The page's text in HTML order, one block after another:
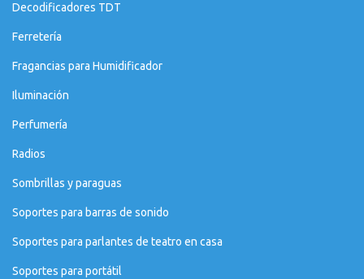
Decodificadores TDT
Ferretería
Fragancias para Humidificador
Iluminación
Perfumería
Radios
Sombrillas y paraguas
Soportes para barras de sonido
Soportes para parlantes de teatro en casa
Soportes para portátil